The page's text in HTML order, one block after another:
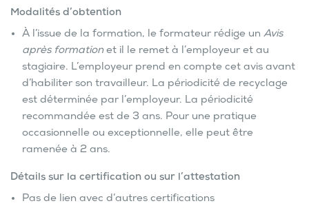
Modalités d’obtention
À l’issue de la formation, le formateur rédige un Avis
après formationet il le remet à l’employeur et au
stagiaire. L’employeur prend en compte cet avis avant
d’habiliter son travailleur. La périodicité de recyclage
est déterminée par l’employeur. La périodicité
recommandée est de 3 ans. Pour une pratique
occasionnelle ou exceptionnelle, elle peut être
ramenée à 2 ans.
Détails sur la certification ou sur l’attestation
Pas de lien avec d’autres certifications